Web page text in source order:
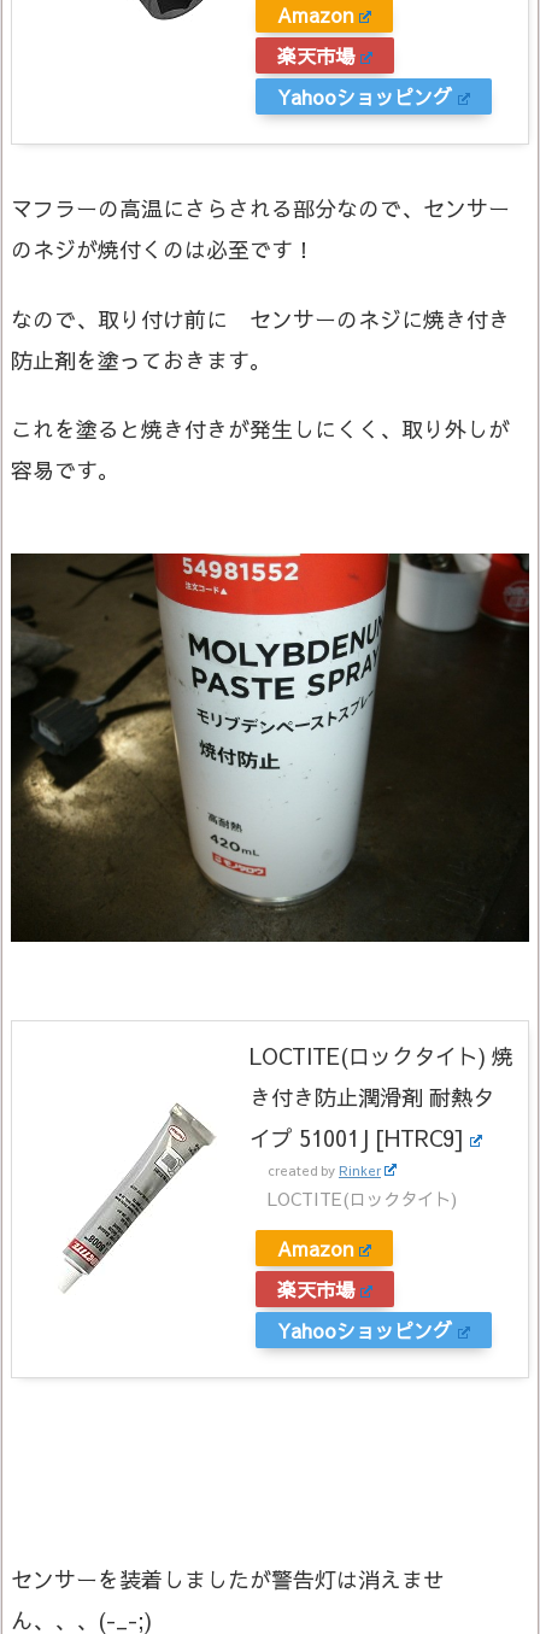
Amazon
楽天市場
Yahooショッピング
マフラーの高温にさらされる部分なので、センサー
のネジが焼付くのは必至です！
なので、取り付け前に センサーのネジに焼き付き
防止剤を塗っておきます。
これを塗ると焼き付きが発生しにくく、取り外しが
容易です。
LOCTITE(ロックタイト) 焼
き付き防止潤滑剤 耐熱タ
イプ 51001J [HTRC9]
created by Rinker
LOCTITE(ロックタイト)
Amazon
楽天市場
Yahooショッピング
センサーを装着しましたが警告灯は消えませ
ん、、、(-_-;)